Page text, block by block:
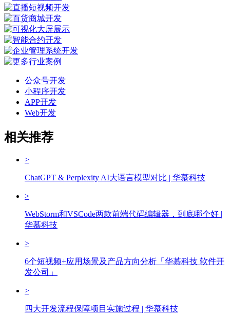
公众号开发
小程序开发
APP开发
Web开发
相关推荐
>
ChatGPT & Perplexity AI大语言模型对比 | 华慕科技
>
WebStorm和VSCode两款前端代码编辑器，到底哪个好 |
华慕科技
>
6个短视频+应用场景及产品方向分析「华慕科技 软件开
发公司」
>
四大开发流程保障项目实施过程 | 华慕科技